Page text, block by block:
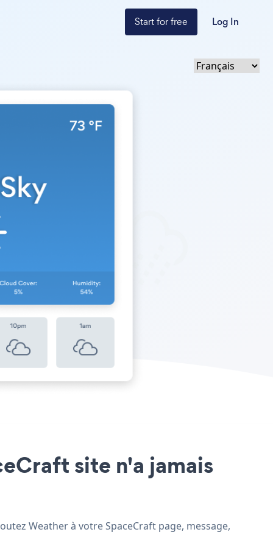
Start for free Log In
site n'a jamais
Weather à votre SpaceCraft page, message,